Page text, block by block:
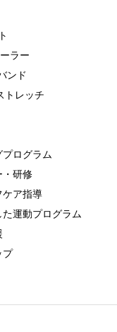
ラー
ンド
トレッチ
プログラム
・研修
ケア指導
た運動プログラム
プ